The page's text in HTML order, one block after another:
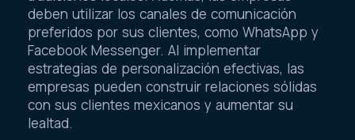
deben utilizar los canales de comunicación
preferidos por sus clientes, como WhatsApp y
Facebook Messenger. Al implementar
estrategias de personalización efectivas, las
empresas pueden construir relaciones sólidas
con sus clientes mexicanos y aumentar su
lealtad.